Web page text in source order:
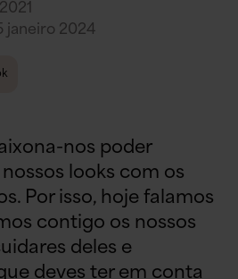
janeiro 2024
nos poder
looks com os
Por isso, hoje falamos
contigo os nossos
deles e
deves ter em conta